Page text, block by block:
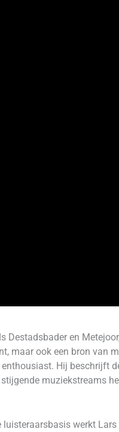
en
maar ook een bron van
Hij beschrijft
muziekstreams
werkt